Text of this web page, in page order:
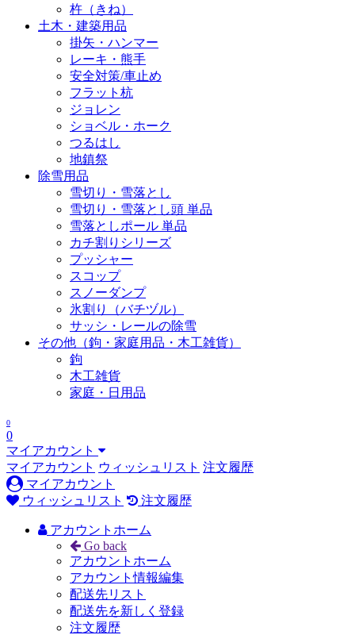
杵（きね）
土木・建築用品
掛矢・ハンマー
レーキ・熊手
安全対策/車止め
フラット杭
ジョレン
ショベル・ホーク
つるはし
地鎮祭
除雪用品
雪切り・雪落とし
雪切り・雪落とし頭 単品
雪落としポール 単品
カチ割りシリーズ
プッシャー
スコップ
スノーダンプ
氷割り（バチヅル）
サッシ・レールの除雪
その他（鉤・家庭用品・木工雑貨）
鉤
木工雑貨
家庭・日用品
0
0
マイアカウント
マイアカウント ウィッシュリスト 注文履歴
マイアカウント
ウィッシュリスト
注文履歴
アカウントホーム
Go back
アカウントホーム
アカウント情報編集
配送先リスト
配送先を新しく登録
注文履歴